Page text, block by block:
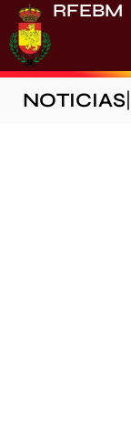
RFEBM
NOTICIAS